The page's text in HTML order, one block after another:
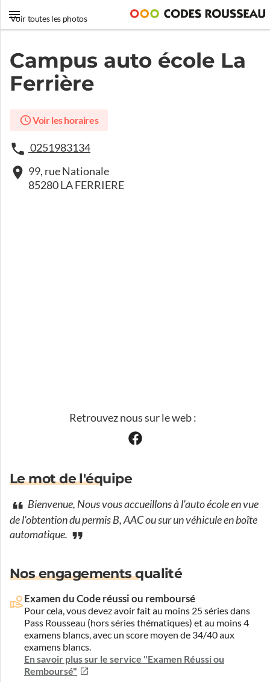
Voir toutes les photos
Campus auto école La
Ferrière
Voir les horaires
0251983134
99, rue Nationale
85280 LA FERRIERE
Retrouvez nous sur le web :
Le mot de l'équipe
Bienvenue, Nous vous accueillons à l'auto école en vue
de l'obtention du permis B, AAC ou sur un véhicule en boîte
automatique.
Nos engagements qualité
Examen du Code réussi ou remboursé
Pour cela, vous devez avoir fait au moins 25 séries dans
Pass Rousseau (hors séries thématiques) et au moins 4
examens blancs, avec un score moyen de 34/40 aux
examens blancs.
En savoir plus sur le service "Examen Réussi ou
Remboursé"